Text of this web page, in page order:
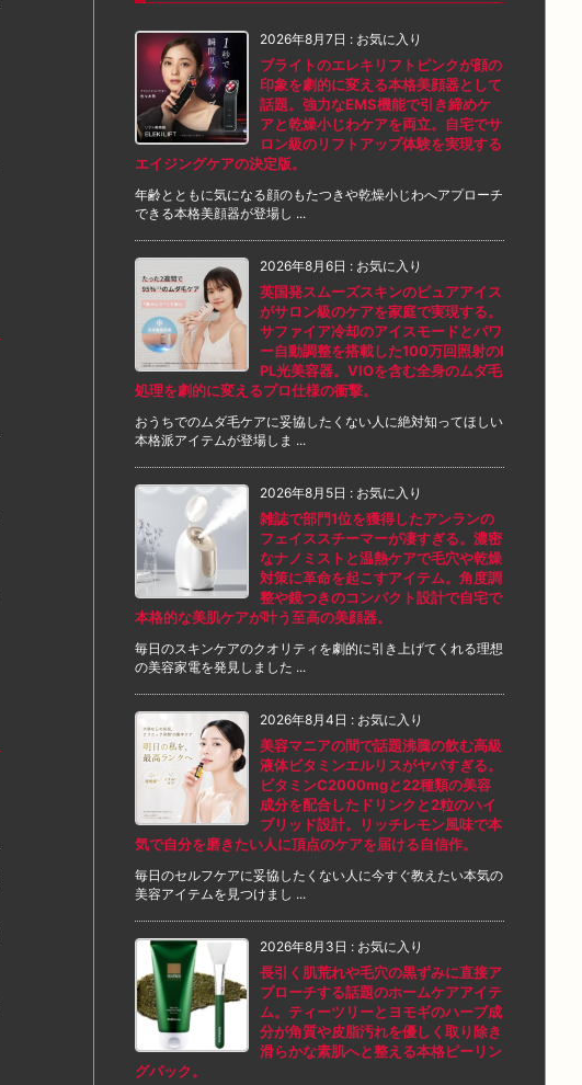
2026年8月7日 : お気に入り
ブライトのエレキリフトピンクが顔の
印象を劇的に変える本格美顔器として
話題。強力なEMS機能で引き締めケ
アと乾燥小じわケアを両立。自宅でサ
ロン級のリフトアップ体験を実現する
エイジングケアの決定版。
年齢とともに気になる顔のもたつきや乾燥小じわへアプローチ
できる本格美顔器が登場し ...
2026年8月6日 : お気に入り
英国発スムーズスキンのピュアアイス
がサロン級のケアを家庭で実現する。
サファイア冷却のアイスモードとパワ
ー自動調整を搭載した100万回照射のI
PL光美容器。VIOを含む全身のムダ毛
処理を劇的に変えるプロ仕様の衝撃。
おうちでのムダ毛ケアに妥協したくない人に絶対知ってほしい
本格派アイテムが登場しま ...
2026年8月5日 : お気に入り
雑誌で部門1位を獲得したアンランの
フェイススチーマーが凄すぎる。濃密
なナノミストと温熱ケアで毛穴や乾燥
対策に革命を起こすアイテム。角度調
整や鏡つきのコンパクト設計で自宅で
本格的な美肌ケアが叶う至高の美顔器。
毎日のスキンケアのクオリティを劇的に引き上げてくれる理想
の美容家電を発見しました ...
2026年8月4日 : お気に入り
美容マニアの間で話題沸騰の飲む高級
液体ビタミンエルリスがヤバすぎる。
ビタミンC2000mgと22種類の美容
成分を配合したドリンクと2粒のハイ
ブリッド設計。リッチレモン風味で本
気で自分を磨きたい人に頂点のケアを届ける自信作。
毎日のセルフケアに妥協したくない人に今すぐ教えたい本気の
美容アイテムを見つけまし ...
2026年8月3日 : お気に入り
長引く肌荒れや毛穴の黒ずみに直接ア
プローチする話題のホームケアアイテ
ム。ティーツリーとヨモギのハーブ成
分が角質や皮脂汚れを優しく取り除き
滑らかな素肌へと整える本格ピーリン
グパック。